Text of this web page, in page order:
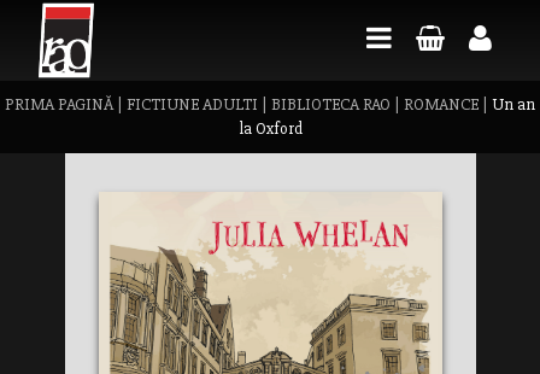
PRIMA PAGINĂ| FICTIUNE ADULTI BIBLIOTECA RAO ROMANCE
Un an
la Oxford